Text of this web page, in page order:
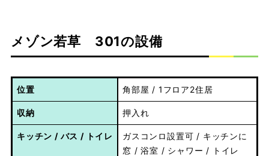
メゾン若草 301の設備
位置 角部屋 / 1フロア2住居
収納 押入れ
キッチン / バス / トイレ
ガスコンロ設置可 / キッチンに
窓 / 浴室 / シャワー / トイレ